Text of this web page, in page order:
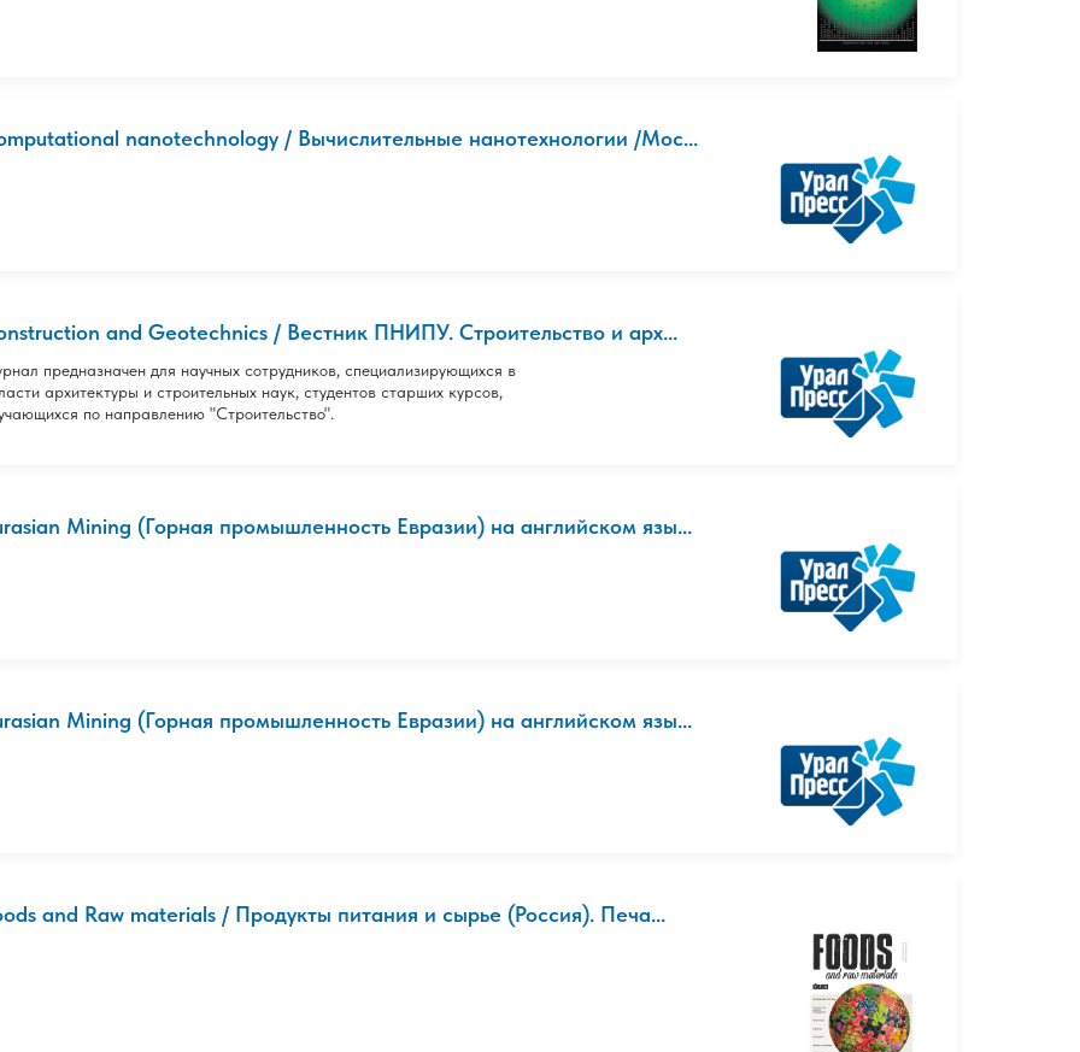
nanotechnology / Вычислительные нанотехнологии /Мос...
and Geotechnics / Вестник ПНИПУ. Строительство и арх...
предназначен для научных сотрудников, специализирующихся в
архитектуры и строительных наук, студентов старших курсов,
по направлению "Строительство".
Mining (Горная промышленность Евразии) на английском язы...
Mining (Горная промышленность Евразии) на английском язы...
and Raw materials / Продукты питания и сырье (Россия). Печа...